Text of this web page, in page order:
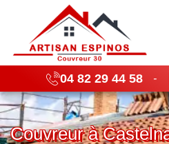
04 82 29 44 58 -
Couvreur à